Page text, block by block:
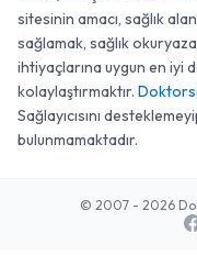
sitesinin amacı, sağlık
sağlamak, sağlık
ihtiyaçlarına uygun en iyi
kolaylaştırmaktır.
Sağlayıcısını
bulunmamaktadır.
© 2007 - 2026